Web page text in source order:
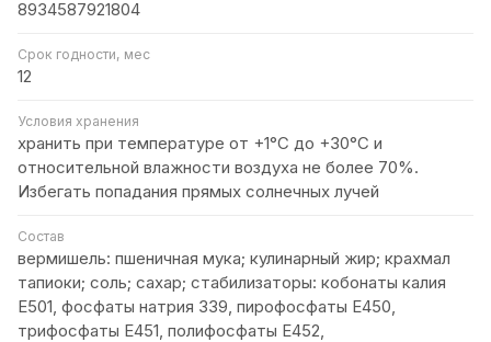
8934587921804
Срок годности, мес
12
Условия хранения
хранить при температуре от +1°C до +30°C и
относительной влажности воздуха не более 70%.
Избегать попадания прямых солнечных лучей
Состав
вермишель: пшеничная мука; кулинарный жир; крахмал
тапиоки; соль; сахар; стабилизаторы: кобонаты калия
Е501, фосфаты натрия 339, пирофосфаты Е450,
трифосфаты Е451, полифосфаты Е452,